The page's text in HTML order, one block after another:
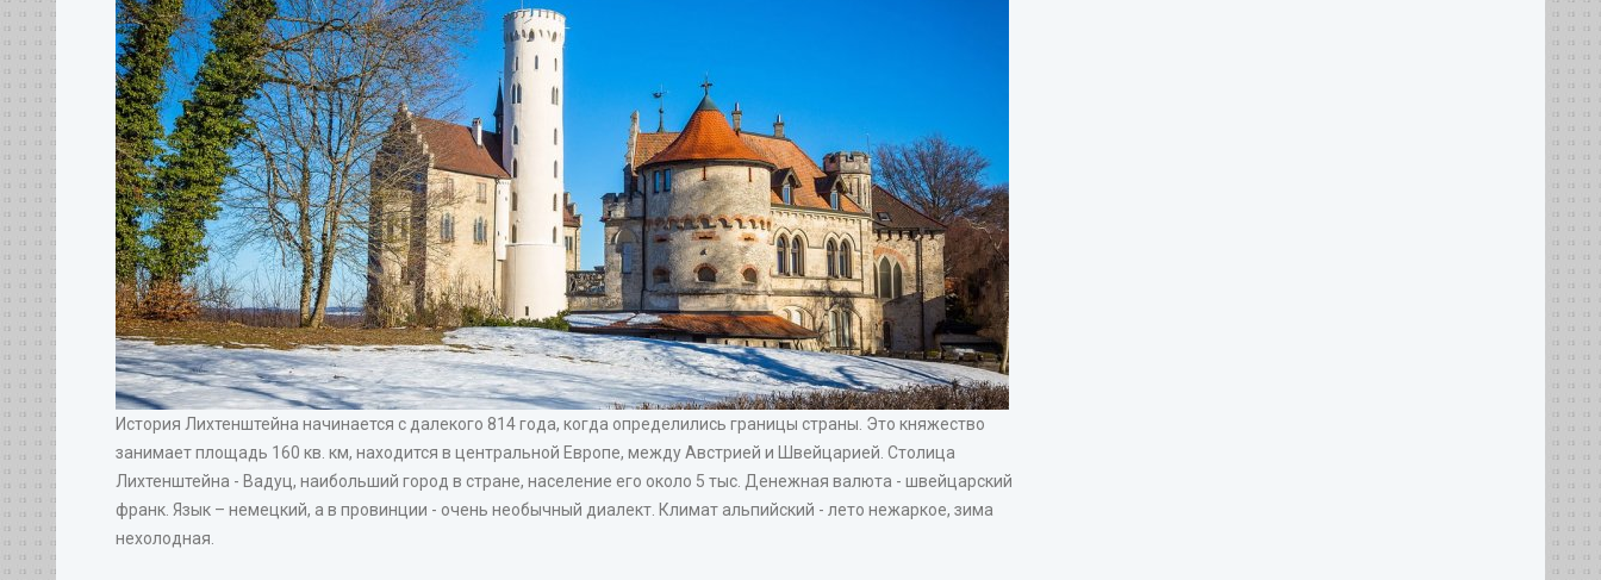
История Лихтенштейна начинается с далекого 814 года, когда определились границы страны. Это княжество
занимает площадь 160 кв. км, находится в центральной Европе, между Австрией и Швейцарией. Столица
Лихтенштейна - Вадуц, наибольший город в стране, население его около 5 тыс. Денежная валюта - швейцарский
франк. Язык – немецкий, а в провинции - очень необычный диалект. Климат альпийский - лето нежаркое, зима
нехолодная.